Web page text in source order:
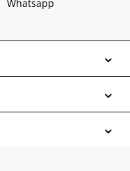
Whatsapp